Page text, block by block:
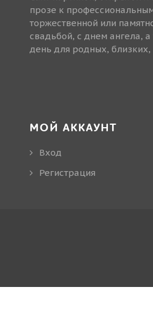
прозе к
торжественной или
свадьбой, с днем ангела,
день для родных,
МОЙ АККАУНТ
Вход
Регистрация